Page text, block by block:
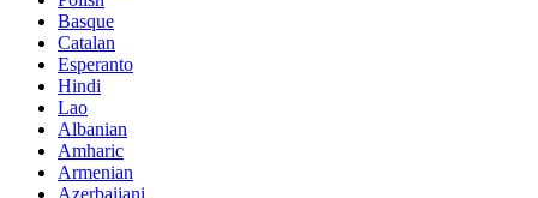
Basque
Catalan
Esperanto
Hindi
Lao
Albanian
Amharic
Armenian
Azerbaijani